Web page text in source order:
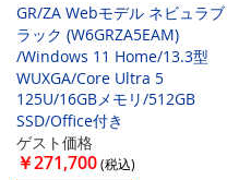
GR/ZA Webモデル ネビュラブ
ラック (W6GRZA5EAM)
/Windows 11 Home/13.3型
WUXGA/Core Ultra 5
125U/16GBメモリ/512GB
SSD/Office付き
ゲスト価格
￥271,700